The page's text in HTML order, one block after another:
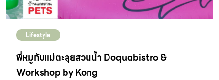
Lifestyle
พี่หมูกับแม่ตะลุยสวนน้ำ Doquabistro &
Workshop by Kong